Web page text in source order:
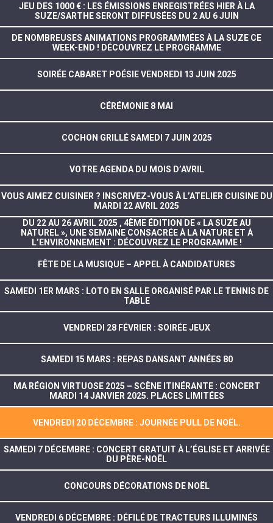
JEU DES 1000 € : LES ÉMISSIONS ENREGISTRÉES HIER À LA
SUZE/SARTHE SERONT DIFFUSÉES DU 2 AU 6 JUIN
DE NOMBREUSES ANIMATIONS PROGRAMMÉES À LA SUZE CE
WEEK-END ! DÉCOUVREZ LE PROGRAMME
SOIRÉE CABARET POÉSIE VENDREDI 13 JUIN 2025
CÉRÉMONIE 8 MAI
COCHON GRILLÉ SAMEDI 7 JUIN 2025
VOTRE AGENDA DU MOIS D’AVRIL
VOUS AIMEZ CUISINER ? INSCRIVEZ-VOUS À L’ATELIER CUISINE DU
MARDI 22 AVRIL 2025
DU 22 AU 26 AVRIL 2025 , 4ÈME ÉDITION DE « LA SUZE AU
NATUREL », UNE SEMAINE CONSACRÉE À LA NATURE ET À
L’ENVIRONNEMENT : DÉCOUVREZ LE PROGRAMME !
FÊTE DE LA MUSIQUE – APPEL À CANDIDATURES
SAMEDI 1ER MARS : LOTO EN SALLE ORGANISÉ PAR LE TENNIS DE
TABLE
VENDREDI 28 FÉVRIER : SOIRÉE JEUX
SAMEDI 15 MARS : REPAS DANSANT ANNÉES 80
MA RÉGION VIRTUOSE 2025 – SCÈNE ITINÉRANTE : CONCERT
MARDI 14 JANVIER 2025. PLACES LIMITÉES
VENDREDI 20 DÉCEMBRE : JOURNÉE PULL DE NOËL.
SAMEDI 7 DÉCEMBRE : CONCERT GRATUIT À L’ÉGLISE ET ARRIVÉE
DU PÈRE-NOËL
CONCOURS DÉCORATIONS DE NOËL
VENDREDI 6 DÉCEMBRE : DÉFILÉ DE TRACTEURS ILLUMINÉS